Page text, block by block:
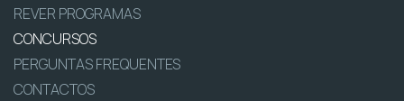
REVER PROGRAMAS
CONCURSOS
PERGUNTAS FREQUENTES
CONTACTOS